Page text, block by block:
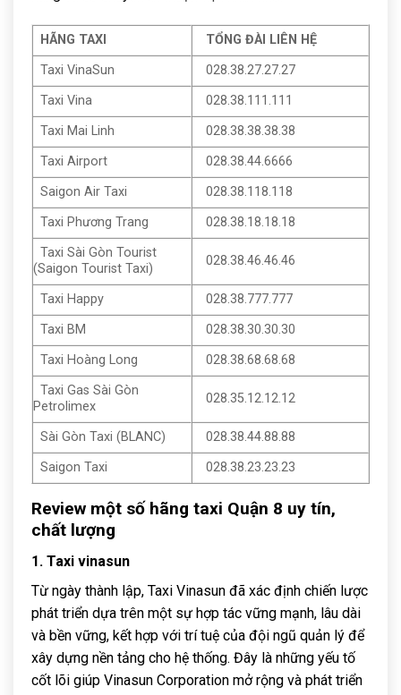
HÃNG TAXI
TỔNG ĐÀI LIÊN HỆ
Taxi VinaSun
028.38.27.27.27
Taxi Vina
028.38.111.111
Taxi Mai Linh
028.38.38.38.38
Taxi Airport
028.38.44.6666
Saigon Air Taxi
028.38.118.118
Taxi Phương Trang
028.38.18.18.18
Taxi Sài Gòn Tourist
(Saigon Tourist Taxi)
028.38.46.46.46
Taxi Happy
028.38.777.777
Taxi BM
028.38.30.30.30
Taxi Hoàng Long
028.38.68.68.68
Taxi Gas Sài Gòn
Petrolimex
028.35.12.12.12
Sài Gòn Taxi (BLANC)
028.38.44.88.88
Saigon Taxi
028.38.23.23.23
Review một số hãng taxi Quận 8 uy tín,
chất lượng
1. Taxi vinasun
Từ ngày thành lập, Taxi Vinasun đã xác định chiến lược
phát triển dựa trên một sự hợp tác vững mạnh, lâu dài
và bền vững, kết hợp với trí tuệ của đội ngũ quản lý để
xây dựng nền tảng cho hệ thống. Đây là những yếu tố
cốt lõi giúp Vinasun Corporation mở rộng và phát triển